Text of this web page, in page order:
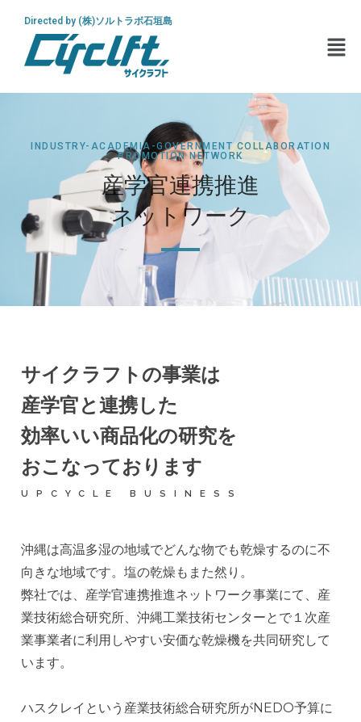
Directed by (株)ソルトラボ石垣島
INDUSTRY-ACADEMIA-GOVERNMENT COLLABORATION
PROMOTION NETWORK
産学官連携推進
ネットワーク
サイクラフトの事業は
産学官と連携した
効率いい商品化の研究を
おこなっております
UPCYCLE BUSINESS
沖縄は高温多湿の地域でどんな物でも乾燥するのに不
向きな地域です。塩の乾燥もまた然り。
弊社では、産学官連携推進ネットワーク事業にて、産
業技術総合研究所、沖縄工業技術センターとで１次産
業事業者に利用しやすい安価な乾燥機を共同研究して
います。
ハスクレイという産業技術総合研究所がNEDO予算に